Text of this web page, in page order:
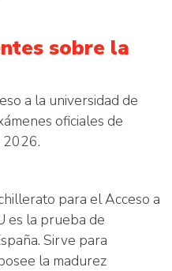
sobre la
a la universidad de
oficiales de
2026.
para el Acceso a
es la prueba de
Sirve para
la madurez